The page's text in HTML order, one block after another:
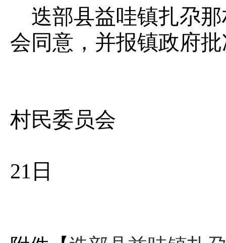
迭部县益哇镇扎尕
会同意，并报镇政府
村民委员会
21日